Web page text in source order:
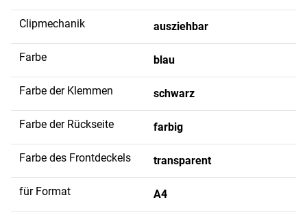
Clipmechanik ausziehbar
Farbe blau
Farbe der Klemmen schwarz
Farbe der Rückseite farbig
Farbe des Frontdeckels transparent
für Format A4